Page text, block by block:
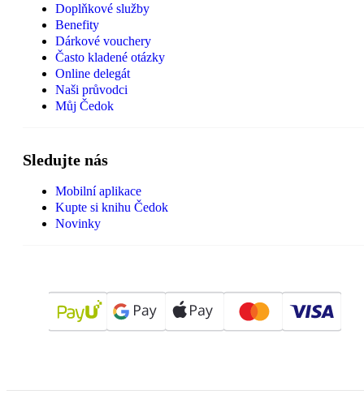
Doplňkové služby
Benefity
Dárkové vouchery
Často kladené otázky
Online delegát
Naši průvodci
Můj Čedok
Sledujte nás
Mobilní aplikace
Kupte si knihu Čedok
Novinky